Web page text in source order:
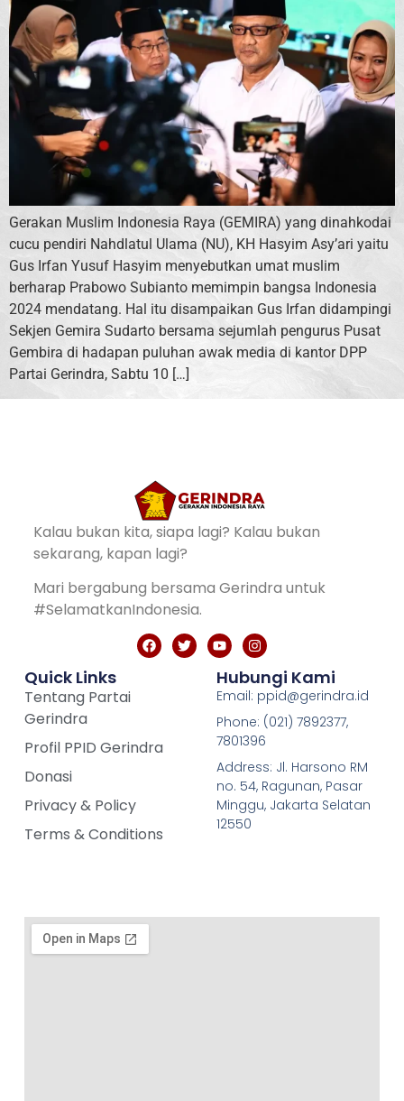
Gerakan Muslim Indonesia Raya (GEMIRA) yang dinahkodai
cucu pendiri Nahdlatul Ulama (NU), KH Hasyim Asy’ari yaitu
Gus Irfan Yusuf Hasyim menyebutkan umat muslim
berharap Prabowo Subianto memimpin bangsa Indonesia
2024 mendatang. Hal itu disampaikan Gus Irfan didampingi
Sekjen Gemira Sudarto bersama sejumlah pengurus Pusat
Gembira di hadapan puluhan awak media di kantor DPP
Partai Gerindra, Sabtu 10 […]
Kalau bukan kita, siapa lagi? Kalau bukan
sekarang, kapan lagi?
Mari bergabung bersama Gerindra untuk
#SelamatkanIndonesia.
Quick Links
Tentang Partai
Gerindra
Profil PPID Gerindra
Donasi
Privacy & Policy
Terms & Conditions
Hubungi Kami
Email: ppid@gerindra.id
Phone: (021) 7892377,
7801396
Address: Jl. Harsono RM
no. 54, Ragunan, Pasar
Minggu, Jakarta Selatan
12550